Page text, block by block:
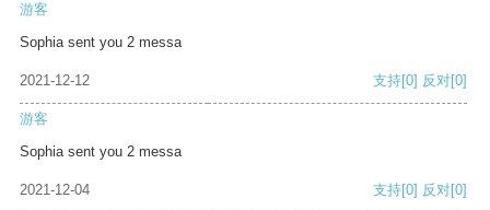
游客
Sophia sent you 2 messa
2021-12-12 支持[0] 反对[0]
游客
Sophia sent you 2 messa
2021-12-04 支持[0] 反对[0]